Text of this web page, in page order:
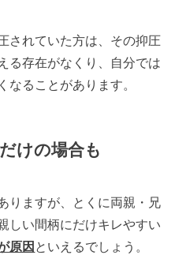
されていた方は、その抑圧
る存在がなくり、自分では
なることがあります。
けの場合も
りますが、とくに両親・兄
しい間柄にだけキレやすい
原因 といえるでしょう。